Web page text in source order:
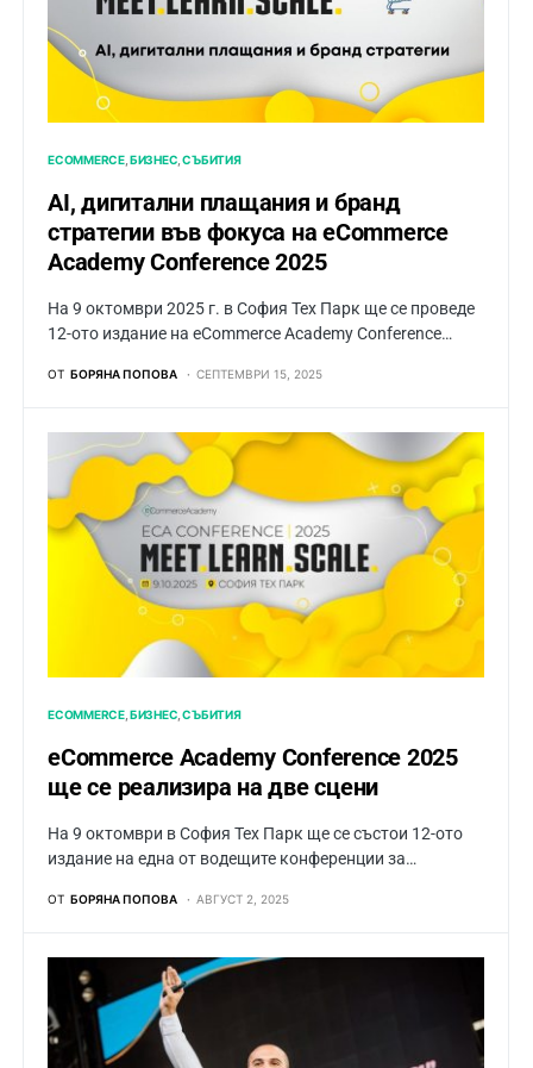
ECOMMERCE БИЗНЕС СЪБИТИЯ
AI, дигитални плащания и бранд
стратегии във фокуса на eCommerce
Academy Conference 2025
На 9 октомври 2025 г. в София Тех Парк ще се проведе
12-ото издание на eCommerce Academy Conference…
ОТ БОРЯНА ПОПОВА СЕПТЕМВРИ 15, 2025
ECOMMERCE БИЗНЕС СЪБИТИЯ
eCommerce Academy Conference 2025
ще се реализира на две сцени
На 9 октомври в София Тех Парк ще се състои 12-ото
издание на една от водещите конференции за…
ОТ БОРЯНА ПОПОВА АВГУСТ 2, 2025